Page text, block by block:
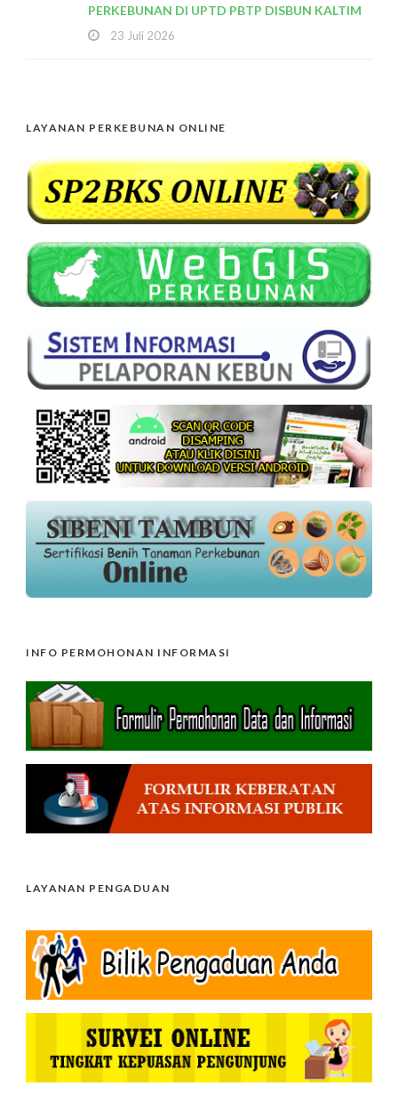
PERKEBUNAN DI UPTD PBTP DISBUN KALTIM
23 Juli 2026
LAYANAN PERKEBUNAN ONLINE
INFO PERMOHONAN INFORMASI
LAYANAN PENGADUAN